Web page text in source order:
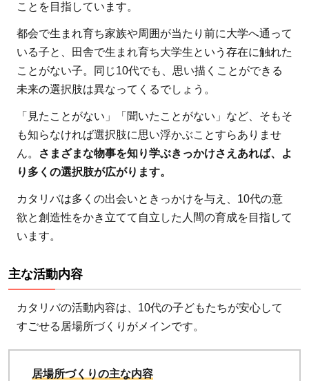
ことを目指しています。
都会で生まれ育ち家族や周囲が当たり前に大学へ通って
いる子と、田舎で生まれ育ち大学生という存在に触れた
ことがない子。同じ10代でも、思い描くことができる
未来の選択肢は異なってくるでしょう。
「見たことがない」「聞いたことがない」など、そもそ
も知らなければ選択肢に思い浮かぶことすらありませ
ん。
さまざまな物事を知り学ぶきっかけさえあれば、よ
り多くの選択肢が広がります。
カタリバは多くの出会いときっかけを与え、10代の意
欲と創造性をかき立てて自立した人間の育成を目指して
います。
主な活動内容
カタリバの活動内容は、10代の子どもたちが安心して
すごせる居場所づくりがメインです。
居場所づくりの主な内容